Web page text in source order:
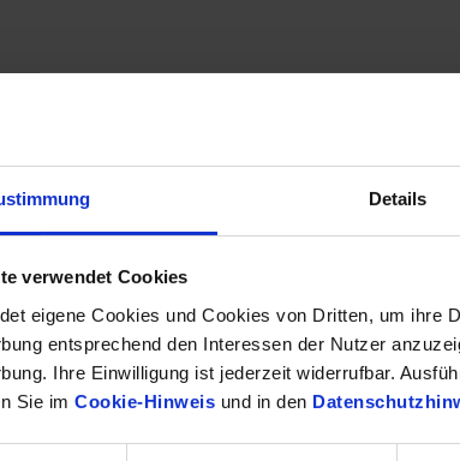
Details
verwendet Cookies
eigene Cookies und Cookies von Dritten, um ihre
entsprechend den Interessen der Nutzer
Ihre Einwilligung ist jederzeit widerrufbar.
Sie im Cookie-Hinweis und in den
Angebot